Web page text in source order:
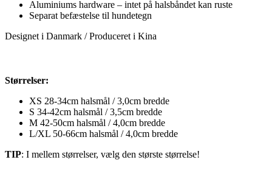
Aluminiums hardware – intet på halsbåndet kan ruste
Separat befæstelse til hundetegn
Designet i Danmark / Produceret i Kina
Størrelser:
XS 28-34cm halsmål / 3,0cm bredde
S 34-42cm halsmål / 3,5cm bredde
M 42-50cm halsmål / 4,0cm bredde
L/XL 50-66cm halsmål / 4,0cm bredde
TIP: I mellem størrelser, vælg den største størrelse!